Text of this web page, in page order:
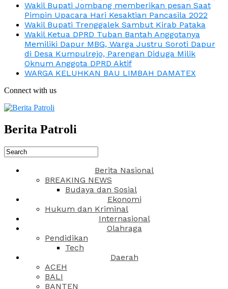
Wakil Bupati Jombang memberikan pesan Saat
Pimpin Upacara Hari Kesaktian Pancasila 2022
Wakil Bupati Trenggalek Sambut Kirab Pataka
Wakil Ketua DPRD Tuban Bantah Anggotanya
Memiliki Dapur MBG, Warga Justru Soroti Dapur
di Desa Kumpulrejo, Parengan Diduga Milik
Oknum Anggota DPRD Aktif
WARGA KELUHKAN BAU LIMBAH DAMATEX
Connect with us
Berita Patroli
Berita Nasional
BREAKING NEWS
Budaya dan Sosial
Ekonomi
Hukum dan Kriminal
Internasional
Olahraga
Pendidikan
Tech
Daerah
ACEH
BALI
BANTEN